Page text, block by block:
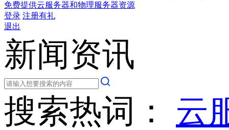
免费提供云服务器和物理服务器资源
登录 注册有礼
退出
新闻资讯
搜索热词： 云